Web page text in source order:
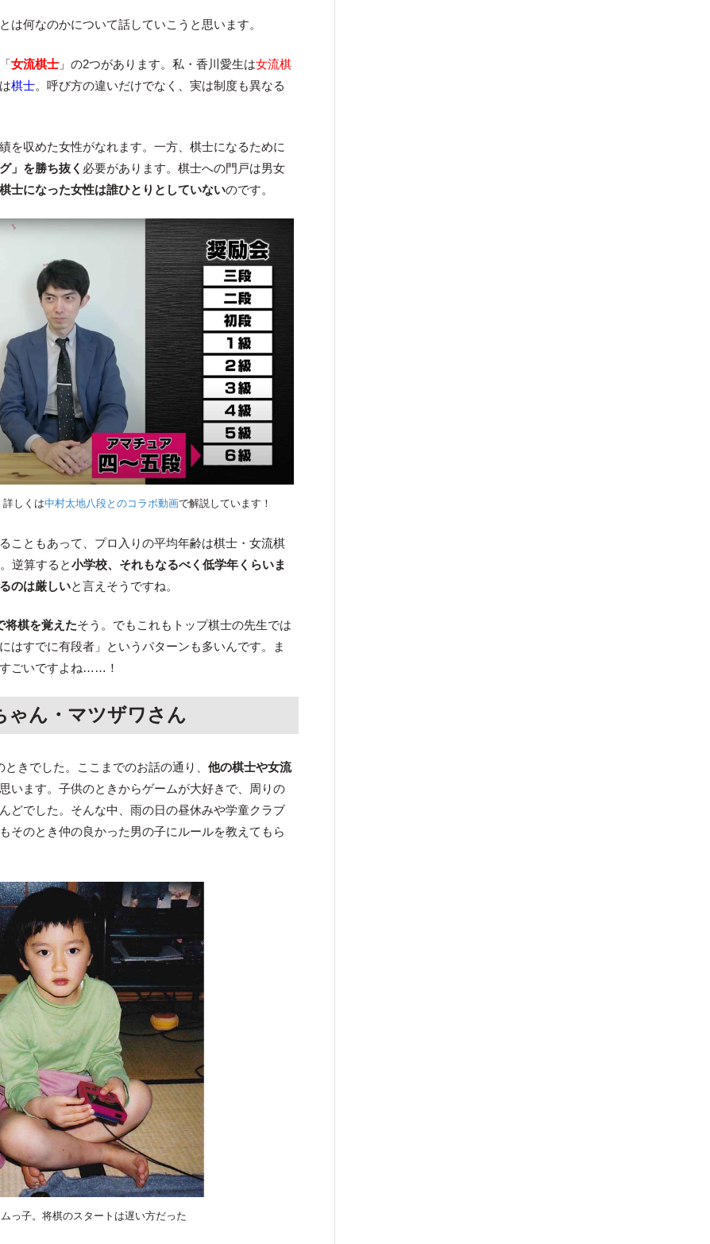
は何なのかについて話していこうと思います。
女流棋士 」の2つがあります。私・香川愛生は女流棋
棋士。呼び方の違いだけでなく、実は制度も異なる
を収めた女性がなれます。一方、棋士になるために
」を勝ち抜く 必要があります。棋士への門戸は男女
士になった女性は誰ひとりとしていないのです。
しくは中村太地八段とのコラボ動画で解説しています！
こともあって、プロ入りの平均年齢は棋士・女流棋
逆算すると小学校、それもなるべく低学年くらいま
のは厳しいと言えそうですね。
将棋を覚えたそう。でもこれもトップ棋士の先生では
はすでに有段者」というパターンも多いんです。ま
ごいですよね……！
ゃん・マツザワさん
きでした。ここまでのお話の通り、他の棋士や女流
います。子供のときからゲームが大好きで、周りの
どでした。そんな中、雨の日の昼休みや学童クラブ
そのとき仲の良かった男の子にルールを教えてもら
っ子。将棋のスタートは遅い方だった